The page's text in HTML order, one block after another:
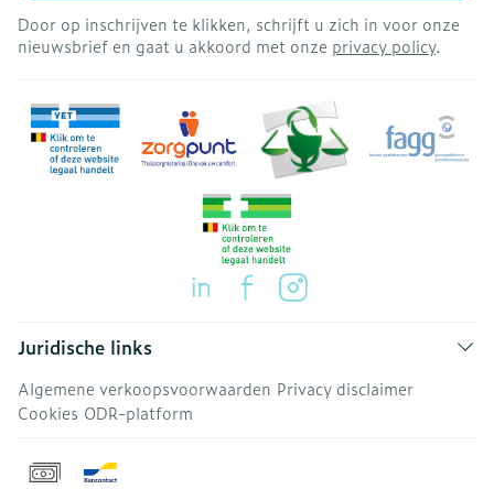
Door op inschrijven te klikken, schrijft u zich in voor onze
nieuwsbrief en gaat u akkoord met onze privacy policy.
Juridische links
Algemene verkoopsvoorwaarden Privacy disclaimer
Cookies ODR-platform